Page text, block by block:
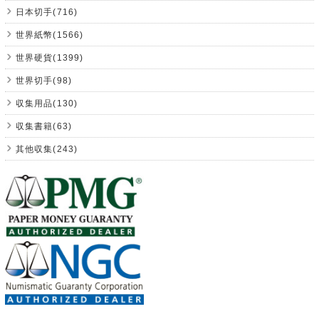
日本切手(716)
世界紙幣(1566)
世界硬貨(1399)
世界切手(98)
収集用品(130)
収集書籍(63)
其他収集(243)